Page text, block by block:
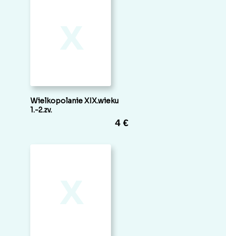
Wielkopolanie XIX.wieku
1.-2.zv.
4 €